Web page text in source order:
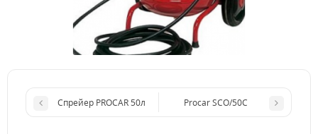
Спрейер PROCAR 50л Procar SCO/50C